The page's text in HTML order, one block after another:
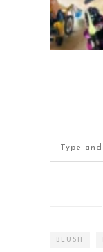
BLUSH